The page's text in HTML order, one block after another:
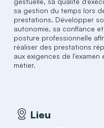
sa gestion du temps lors
prestations. Développer
autonomie, sa confiance
posture professionnelle
réaliser des prestations
aux exigences de l'examen
métier.
Lieu